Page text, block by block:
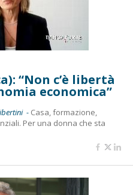
“Non c’è libertà
economica”
- Casa, formazione,
Per una donna che sta